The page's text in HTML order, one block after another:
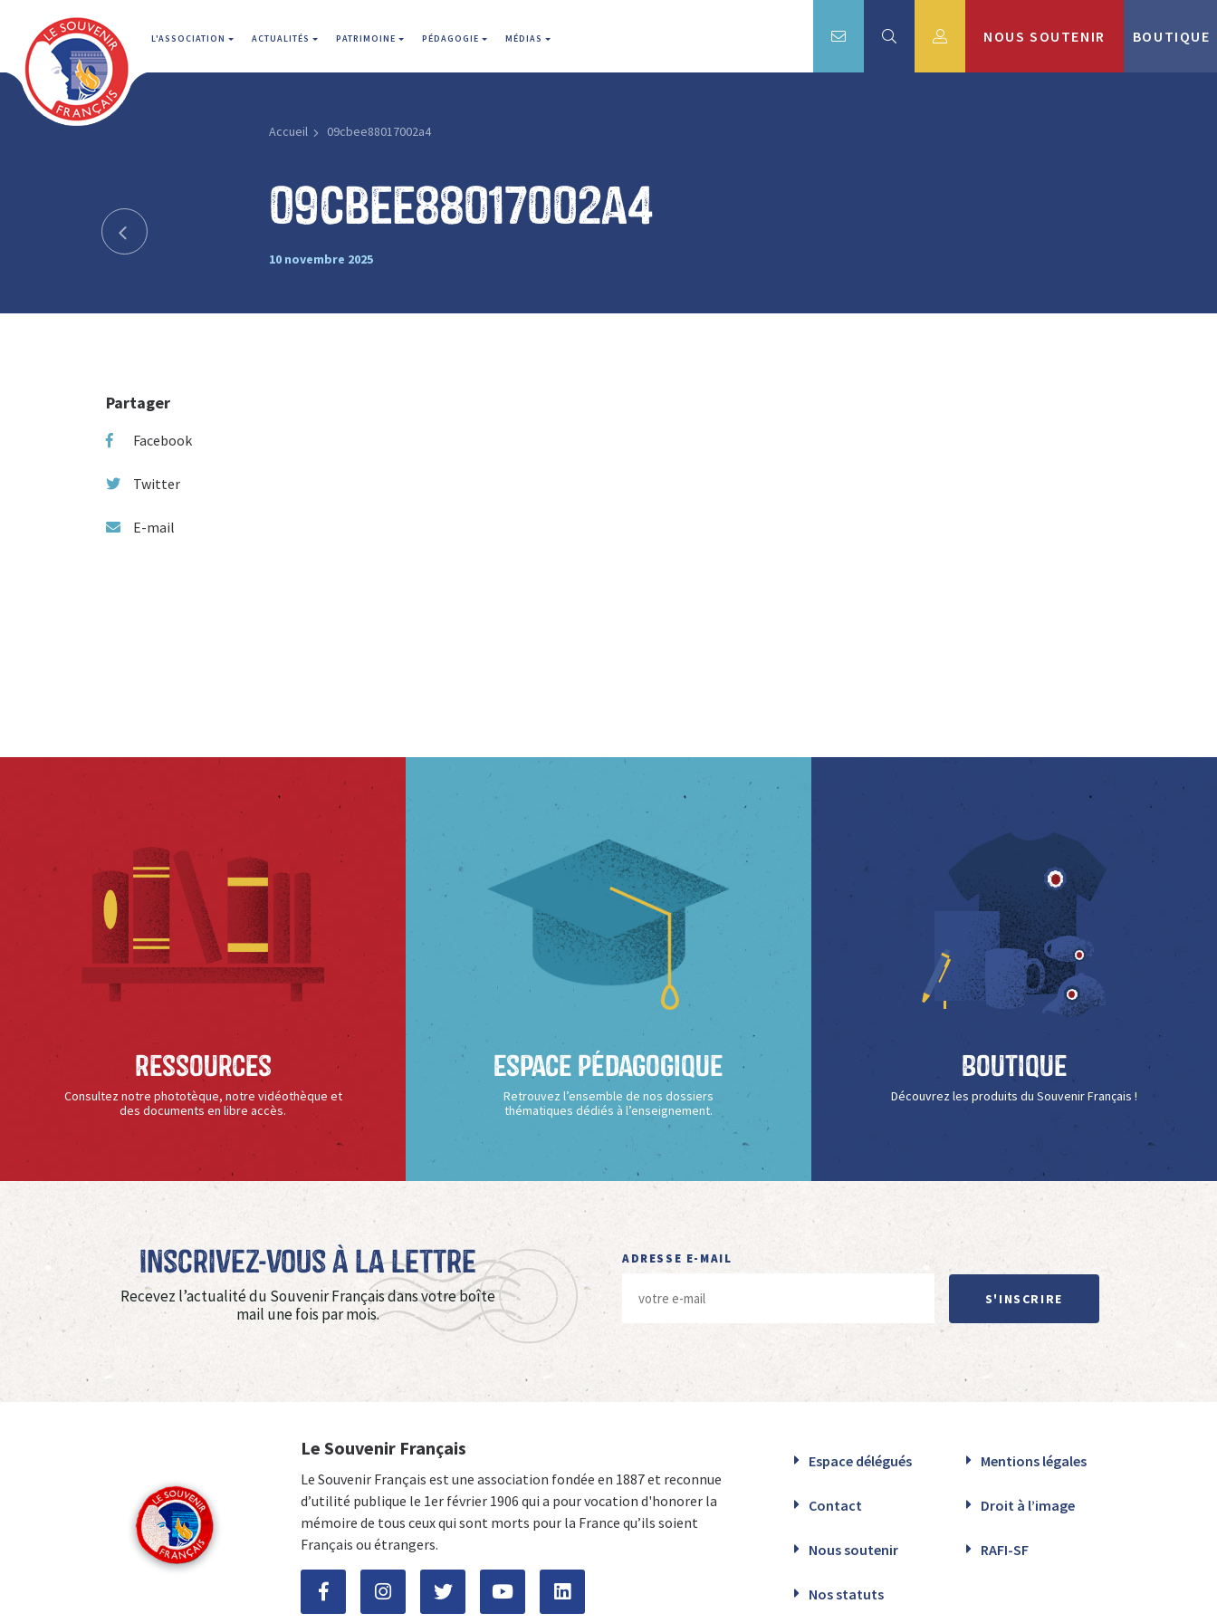
L'ASSOCIATION ACTUALITÉS PATRIMOINE PÉDAGOGIE MÉDIAS NOUS SOUTENIR BOUTIQUE
Accueil 09cbee88017002a4
09cbee88017002a4
10 novembre 2025
Partager
Facebook
Twitter
E-mail
Ressources
Consultez notre phototèque, notre vidéothèque et
des documents en libre accès.
Espace Pédagogique
Retrouvez l’ensemble de nos dossiers
thématiques dédiés à l’enseignement.
Boutique
Découvrez les produits du Souvenir Français !
Inscrivez-vous à La Lettre
Recevez l’actualité du Souvenir Français dans votre boîte
mail une fois par mois.
ADRESSE E-MAIL
S'INSCRIRE
Le Souvenir Français
Le Souvenir Français est une association fondée en 1887 et reconnue
d’utilité publique le 1er février 1906 qui a pour vocation d'honorer la
mémoire de tous ceux qui sont morts pour la France qu’ils soient
Français ou étrangers.
Espace délégués Mentions légales
Contact Droit à l’image
Nous soutenir RAFI-SF
Nos statuts